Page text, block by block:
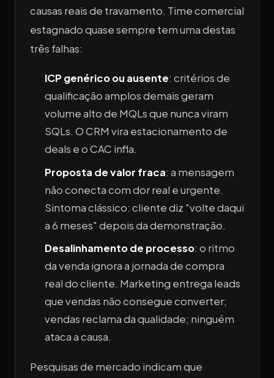
causas reais de travamento. Time comercial
estagnado quase sempre tem uma destas
três falhas:
ICP genérico ou ausente: critérios de
qualificação amplos demais geram
volume alto de MQLs que nunca viram
SQLs. O CRM vira estacionamento de
deals e o CAC infla.
Proposta de valor fraca: a mensagem
não conecta com dor real e urgente.
Sintoma clássico: cliente diz "volte daqui
a 6 meses" depois da demonstração.
Desalinhamento de processo: o ritmo
da venda ignora a jornada de compra
real do cliente. Marketing entrega leads
que vendas não consegue converter;
vendas reclama da qualidade; ninguém
ataca a causa.
Pesquisas de mercado indicam que